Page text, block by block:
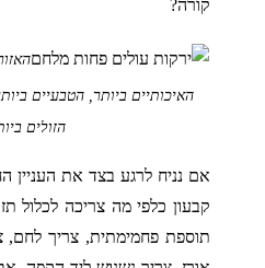
קורה?
האיכותיים ביותר, הטבעיים
הזולים
אם נניח לרגע בצד את העניין
קבעון כלפי מה צריכה לכלול
תוספת פחמימתית, צריך לחם,